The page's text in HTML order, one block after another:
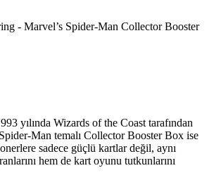
- Marvel’s Spider-Man Collector Booster
yılında Wizards of the Coast tarafından
Man temalı Collector Booster Box ise
sadece güçlü kartlar değil, aynı
hem de kart oyunu tutkunlarını